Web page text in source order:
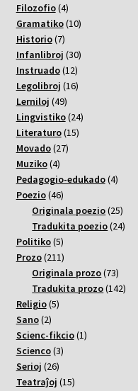
varoj
Filozofio 44
varoj
Gramatiko 1010
Historio 77
varoj
Infanlibroj 3030
Instruado 1212
varoj
Legolibroj 1616
Lerniloj 4949
varoj
Lingvistiko 2424
Literaturo 1515
Movado 2727
Muziko 44
varoj
Pedagogio-edukado 44
Poezio 4646
varoj
Originala poezio 2525
varoj
Tradukita poezio 2424
Politiko 55
varoj
Prozo 211211
varoj
Originala prozo 7373
varoj
Tradukita prozo 142142
Religio 55
Sano 22
varoj
Scienc-fikcio 11
Scienco 33
Serioj 2626
varoj
Teatraĵoj 1515